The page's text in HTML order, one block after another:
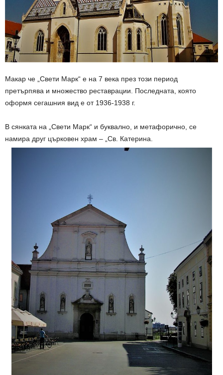
Макар че „Свети Марк“ е на 7 века през този период
претърпява и множество реставрации. Последната, която
оформя сегашния вид е от 1936-1938 г.
В сянката на „Свети Марк“ и буквално, и метафорично, се
намира друг църковен храм – „Св. Катерина.